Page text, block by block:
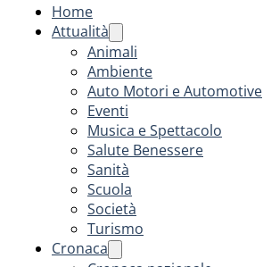
Home
Attualità
Animali
Ambiente
Auto Motori e Automotive
Eventi
Musica e Spettacolo
Salute Benessere
Sanità
Scuola
Società
Turismo
Cronaca